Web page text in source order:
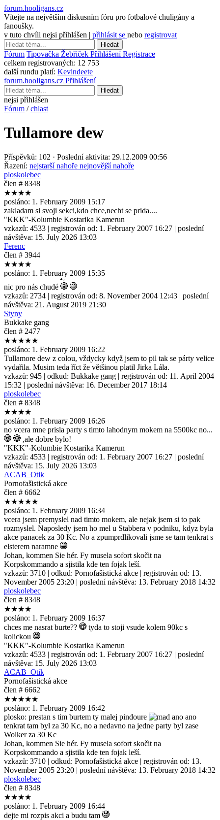
forum.hooligans.cz
Vítejte na největším diskusním fóru pro fotbalové chuligány a
fanoušky.
v tuto chvíli nejsi přihlášen | přihlásit se nebo registrovat
Hledat
Fórum Tipovačka Žebříček PřihlášeníRegistrace
celkem registrovaných: 12 753
další rundu platí: Kevindeete
forum.hooligans.cz Přihlášení
Hledat
nejsi přihlášen
Fórum /chlast
Tullamore dew
Příspěvků: 102 · Poslední aktivita: 29.12.2009 00:56
Řazení: nejstarší nahoře nejnovější nahoře
ploskolebec
člen # 8348
★★★★
posláno: 1. February 2009 15:17
zakladam si svoji sekci,kdo chce,necht se prida....
"KKK"-Kolumbie Kostarika Kamerun
vzkazů: 4533 | registrován od: 1. February 2007 16:27 | poslední
návštěva: 15. July 2026 13:03
Ferenc
člen # 3944
★★★★
posláno: 1. February 2009 15:35
nic pro nás chudé
vzkazů: 2734 | registrován od: 8. November 2004 12:43 | poslední
návštěva: 21. August 2019 21:30
Styny
Bukkake gang
člen # 2477
★★★★★
posláno: 1. February 2009 16:22
Tullamore dew z colou, vždycky když jsem to pil tak se párty velice
vydařila. Musim teda říct že většinou platil Jirka Lála.
vzkazů: 945 | odkud: Bukkake gang | registrován od: 11. April 2004
15:32 | poslední návštěva: 16. December 2017 18:14
ploskolebec
člen # 8348
★★★★
posláno: 1. February 2009 16:26
no vcera mne prisla party s timto lahodnym mokem na 5500kc no...
,ale dobre bylo!
"KKK"-Kolumbie Kostarika Kamerun
vzkazů: 4533 | registrován od: 1. February 2007 16:27 | poslední
návštěva: 15. July 2026 13:03
ACAB_Otik
Pornofašistická akce
člen # 6662
★★★★★
posláno: 1. February 2009 16:34
vcera jsem premyslel nad timto mokem, ale nejak jsem si to pak
rozmyslel. Naposledy jsem ho mel u Stabbera v podniku, kdyz byla
akce panacek za 30 Kc. No a zpumprdlikovali jsme se tam tenkrat s
elsterem naramne
Johan, kommen Sie hér. Fy musela sofort skočit na
Korpskommando a sjistila kde ten fojak leší.
vzkazů: 3710 | odkud: Pornofašistická akce | registrován od: 13.
November 2005 23:20 | poslední návštěva: 13. February 2018 14:32
ploskolebec
člen # 8348
★★★★
posláno: 1. February 2009 16:37
chces me nasrat burte??
tyda to stoji vsude kolem 90kc s
kolickou
"KKK"-Kolumbie Kostarika Kamerun
vzkazů: 4533 | registrován od: 1. February 2007 16:27 | poslední
návštěva: 15. July 2026 13:03
ACAB_Otik
Pornofašistická akce
člen # 6662
★★★★★
posláno: 1. February 2009 16:42
plosko: prestan s tim burtem ty malej pindoure
ano ano
tenkrat tam byl za 30 Kc, no a nedavno na jedne party byl zase
Wolker za 30 Kc
Johan, kommen Sie hér. Fy musela sofort skočit na
Korpskommando a sjistila kde ten fojak leší.
vzkazů: 3710 | odkud: Pornofašistická akce | registrován od: 13.
November 2005 23:20 | poslední návštěva: 13. February 2018 14:32
ploskolebec
člen # 8348
★★★★
posláno: 1. February 2009 16:44
dejte mi rozpis akci a budu tam